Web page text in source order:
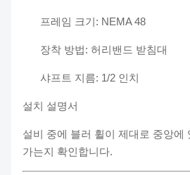
프레임 크기: NEMA 48
장착 방법: 허리밴드 받침대
샤프트 지름: 1/2 인치
설치 설명서
설비 중에 블러 휠이 제대로 중앙에
가는지 확인합니다.